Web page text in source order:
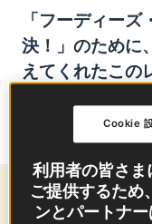
「フーディー
決！」のために
えてくれたこの
サンドウィッ
材料for -
利用者の皆さ
ご提供するため
ンとパートナ
Cookie